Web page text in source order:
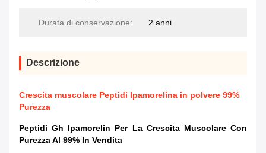
Durata di conservazione: 2 anni
Descrizione
Crescita muscolare Peptidi Ipamorelina in polvere 99%
Purezza
Peptidi Gh Ipamorelin Per La Crescita Muscolare Con
Purezza Al 99% In Vendita